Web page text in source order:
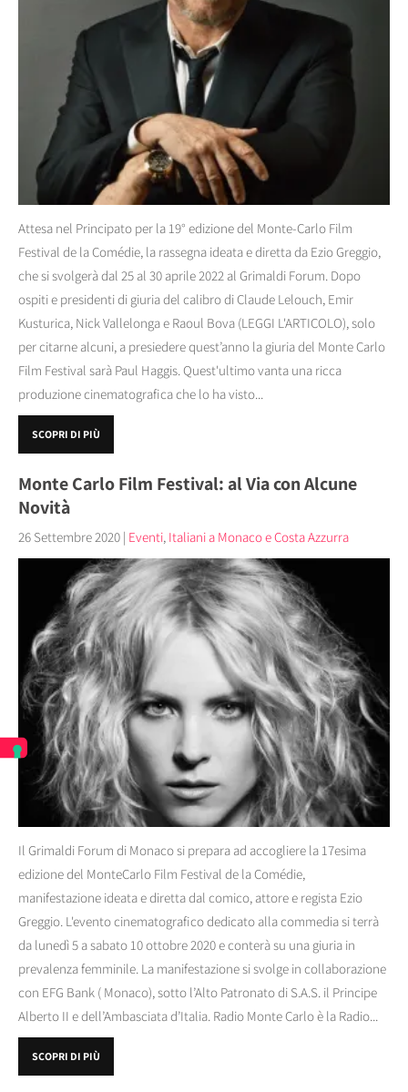
Attesa nel Principato per la 19° edizione del Monte-Carlo Film
Festival de la Comédie, la rassegna ideata e diretta da Ezio Greggio,
che si svolgerà dal 25 al 30 aprile 2022 al Grimaldi Forum. Dopo
ospiti e presidenti di giuria del calibro di Claude Lelouch, Emir
Kusturica, Nick Vallelonga e Raoul Bova (LEGGI L'ARTICOLO), solo
per citarne alcuni, a presiedere quest’anno la giuria del Monte Carlo
Film Festival sarà Paul Haggis. Quest'ultimo vanta una ricca
produzione cinematografica che lo ha visto...
SCOPRI DI PIÙ
Monte Carlo Film Festival: al Via con Alcune
Novità
26 Settembre 2020 | Eventi, Italiani a Monaco e Costa Azzurra
Il Grimaldi Forum di Monaco si prepara ad accogliere la 17esima
edizione del MonteCarlo Film Festival de la Comédie,
manifestazione ideata e diretta dal comico, attore e regista Ezio
Greggio. L'evento cinematografico dedicato alla commedia si terrà
da lunedì 5 a sabato 10 ottobre 2020 e conterà su una giuria in
prevalenza femminile. La manifestazione si svolge in collaborazione
con EFG Bank ( Monaco), sotto l’Alto Patronato di S.A.S. il Principe
Alberto II e dell’Ambasciata d’Italia. Radio Monte Carlo è la Radio...
SCOPRI DI PIÙ